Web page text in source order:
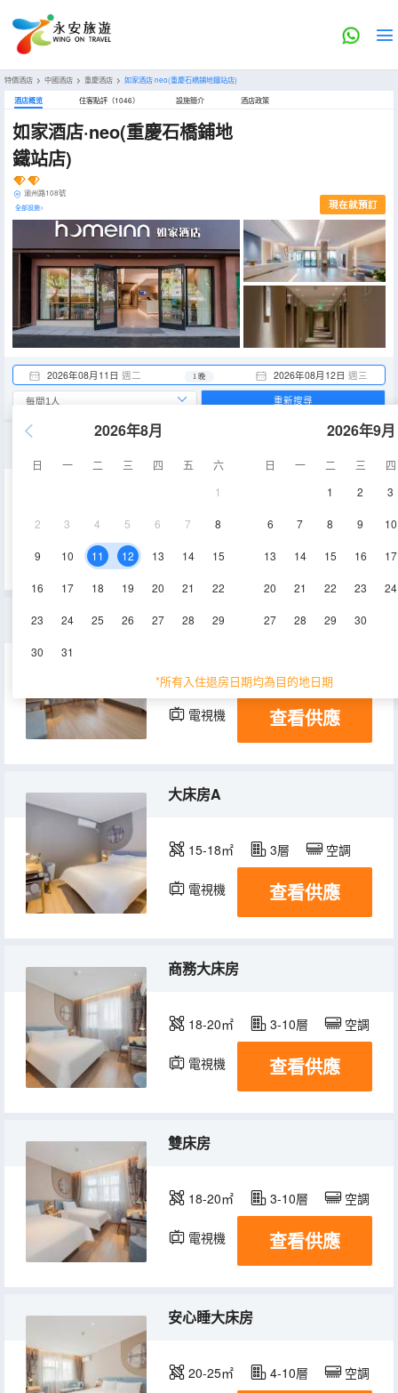
特價酒店 > 中國酒店 > 重慶酒店 > 如家酒店·neo(重慶石橋鋪地鐵站店)
酒店概览 住客點評（1046） 設施簡介 酒店政策
如家酒店·neo(重慶石橋鋪地
鐵站店)
渝州路108號
全部設施> 現在就預訂
2026年08月11日 週二 2026年08月12日 週三
1 晚
2026年8月
日 一 二 三 四 五
六
1
2 3 4 5 6 7 8
9 10 11 12 13 14 15
16 17 18 19 20 21 22
23 24 25 26 27 28 29
30 31
2026年9月
日 一 二 三
四
1
2 3
6 7 8 9 10
13 14 15 16 17
20 21 22 23 24
27 28 29 30
*所有入住退房日期均為目的地日期
重新搜尋
20-28㎡ 空調
高級大床房
20-25㎡ 3-10層
電視機 查看供應
大床房A
15-18㎡ 3層 空調
電視機 查看供應
商務大床房
18-20㎡ 3-10層 空調
電視機 查看供應
雙床房
18-20㎡ 3-10層 空調
電視機 查看供應
安心睡大床房
20-25㎡ 4-10層 空調